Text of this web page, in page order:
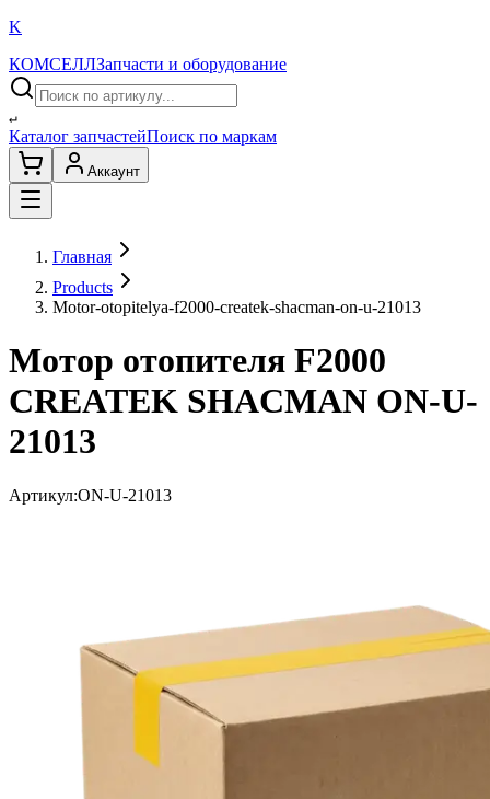
K
КОМСЕЛЛЗапчасти и оборудование
↵
Каталог запчастейПоиск по маркам
Аккаунт
Главная
Products
Motor-otopitelya-f2000-createk-shacman-on-u-21013
Мотор отопителя F2000
CREATEK SHACMAN ON-U-
21013
Артикул:ON-U-21013